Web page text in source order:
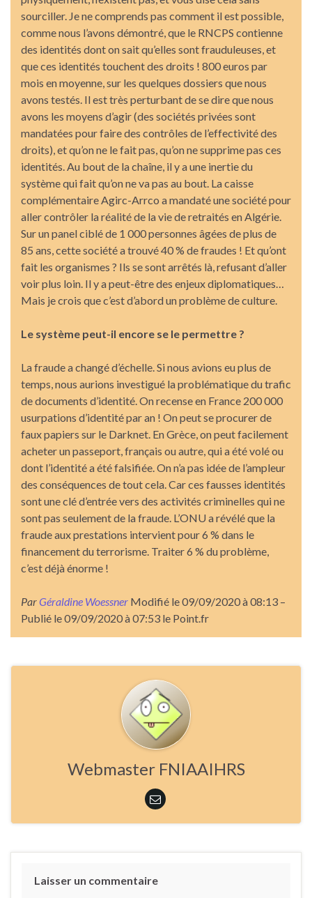
sourciller. Je ne comprends pas comment il est possible,
comme nous l’avons démontré, que le RNCPS contienne
des identités dont on sait qu’elles sont frauduleuses, et
que ces identités touchent des droits ! 800 euros par
mois en moyenne, sur les quelques dossiers que nous
avons testés. Il est très perturbant de se dire que nous
avons les moyens d’agir (des sociétés privées sont
mandatées pour faire des contrôles de l’effectivité des
droits), et qu’on ne le fait pas, qu’on ne supprime pas ces
identités. Au bout de la chaîne, il y a une inertie du
système qui fait qu’on ne va pas au bout. La caisse
complémentaire Agirc-Arrco a mandaté une société pour
aller contrôler la réalité de la vie de retraités en Algérie.
Sur un panel ciblé de 1 000 personnes âgées de plus de
85 ans, cette société a trouvé 40 % de fraudes ! Et qu’ont
fait les organismes ? Ils se sont arrêtés là, refusant d’aller
voir plus loin. Il y a peut-être des enjeux diplomatiques…
Mais je crois que c’est d’abord un problème de culture.
Le système peut-il encore se le permettre ?
La fraude a changé d’échelle. Si nous avions eu plus de
temps, nous aurions investigué la problématique du trafic
de documents d’identité. On recense en France 200 000
usurpations d’identité par an ! On peut se procurer de
faux papiers sur le Darknet. En Grèce, on peut facilement
acheter un passeport, français ou autre, qui a été volé ou
dont l’identité a été falsifiée. On n’a pas idée de l’ampleur
des conséquences de tout cela. Car ces fausses identités
sont une clé d’entrée vers des activités criminelles qui ne
sont pas seulement de la fraude. L’ONU a révélé que la
fraude aux prestations intervient pour 6 % dans le
financement du terrorisme. Traiter 6 % du problème,
c’est déjà énorme !
ParGéraldine Woessner Modifié le 09/09/2020 à 08:13 –
Publié le 09/09/2020 à 07:53 le Point.fr
Webmaster FNIAAIHRS
Laisser un commentaire